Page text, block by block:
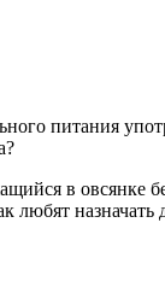
питания
в овсянке
назначать